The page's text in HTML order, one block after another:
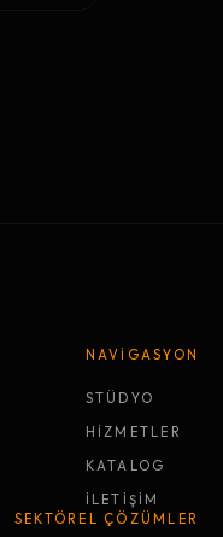
NAVİGASYON
STÜDYO
HİZMETLER
KATALOG
İLETİŞİM
SEKTÖREL ÇÖZÜMLER